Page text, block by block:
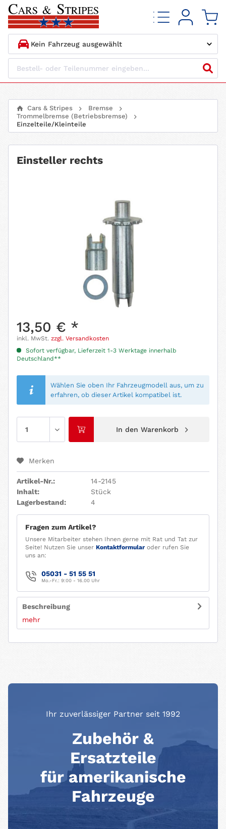
1. HERSTELLER
3. BAUJAHR
Cars & Stripes
Bremse
Trommelbremse (Betriebsbremse)
Einzelteile/Kleinteile
Einsteller rechts
13,50 € *
inkl. MwSt. zzgl. Versandkosten
Sofort verfügbar, Lieferzeit 1-3 Werktage innerhalb
Deutschland**
Wählen Sie oben Ihr Fahrzeugmodell aus, um zu
erfahren, ob dieser Artikel kompatibel ist.
In den Warenkorb
Merken
Artikel-Nr.:
14-2145
Inhalt:
Stück
Lagerbestand:
4
Fragen zum Artikel?
Unsere Mitarbeiter stehen Ihnen gerne mit Rat und Tat zur
Seite! Nutzen Sie unser Kontaktformular oder rufen Sie
uns an:
05031 - 51 55 51
Mo.-Fr.: 9:00 - 16.00 Uhr
Beschreibung
mehr
Ihr zuverlässiger Partner seit 1992
Zubehör &
Ersatzteile
für amerikanische
Fahrzeuge